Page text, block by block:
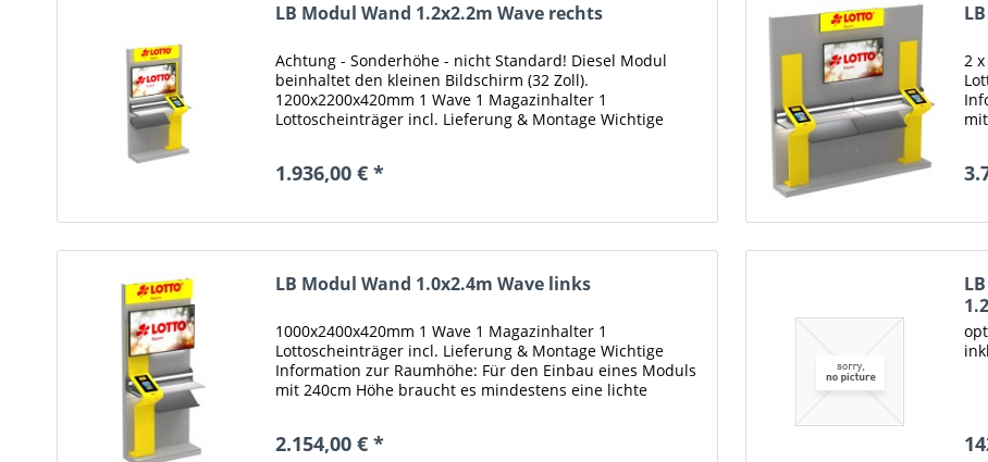
LB Modul Wand 1.2x2.2m Wave rechts
Achtung - Sonderhöhe - nicht Standard! Diesel Modul
beinhaltet den kleinen Bildschirm (32 Zoll).
1200x2200x420mm 1 Wave 1 Magazinhalter 1
Lottoscheinträger incl. Lieferung & Montage Wichtige
1.936,00 € *
2
LB Modul Wand 1.0x2.4m Wave links
1000x2400x420mm 1 Wave 1 Magazinhalter 1
Lottoscheinträger incl. Lieferung & Montage Wichtige
Information zur Raumhöhe: Für den Einbau eines Moduls
mit 240cm Höhe braucht es mindestens eine lichte
2.154,00 € *